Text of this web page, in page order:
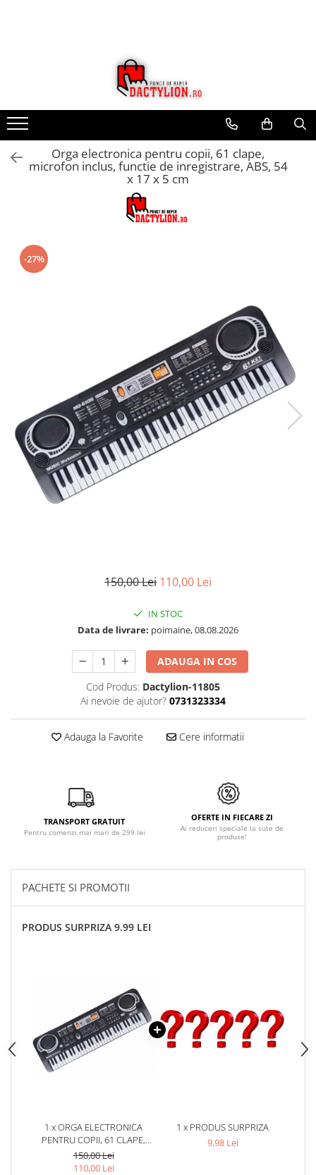
Orga electronica pentru copii, 61 clape,
microfon inclus, functie de inregistrare, ABS, 54
x 17 x 5 cm
-27%
150,00 Lei 110,00 Lei
IN STOC
Data de livrare: poimaine, 08.08.2026
ADAUGA IN COS
Cod Produs: Dactylion-11805
Ai nevoie de ajutor? 0731323334
Adauga la Favorite Cere informatii
TRANSPORT GRATUIT
Pentru comenzi mai mari de 299 lei
OFERTE IN FIECARE ZI
Ai reduceri speciale la sute de
produse!
PACHETE SI PROMOTII
PRODUS SURPRIZA 9.99 LEI
1 x ORGA ELECTRONICA
PENTRU COPII, 61 CLAPE,
MICROFON INCLUS, FUNCTIE
DE INREGISTRARE, ABS, 54 X
150,00 Lei
110,00 Lei
1 x PRODUS SURPRIZA
9,98 Lei